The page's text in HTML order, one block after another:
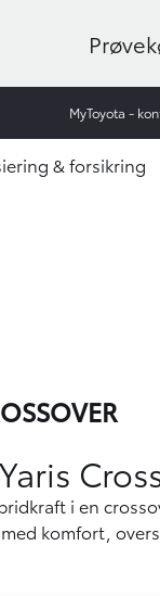
MyToyota -
& forsikring
i en
komfort,